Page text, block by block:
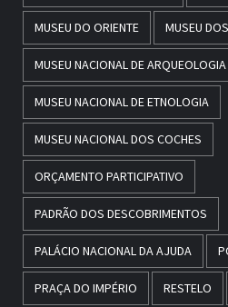
MUSEU DO ORIENTE MUSEU
MUSEU NACIONAL DE ARQUEOLOGIA
MUSEU NACIONAL DE ETNOLOGIA
MUSEU NACIONAL DOS COCHES
ORÇAMENTO PARTICIPATIVO
PADRÃO DOS DESCOBRIMENTOS
PALÁCIO NACIONAL DA AJUDA
PRAÇA DO IMPÉRIO RESTELO